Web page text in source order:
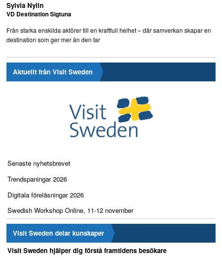
Sylvia Nylin
VD Destination Sigtuna
Från starka enskilda aktörer till en kraftfull helhet – där samverkan skapar en
destination som ger mer än den tar
Aktuellt från Visit Sweden
Senaste nyhetsbrevet
Trendspaningar 2026
Digitala föreläsningar 2026
Swedish Workshop Online, 11-12 november
Visit Sweden delar kunskaper
Visit Sweden hjälper dig förstå framtidens besökare